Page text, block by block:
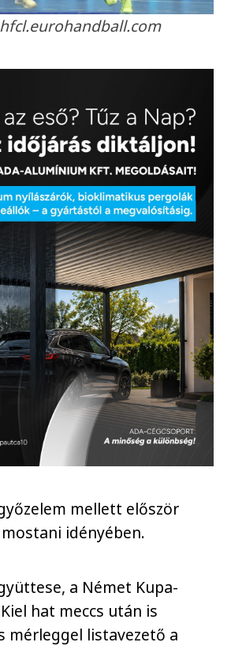
mellett először
idényében.
a Német Kupa-
hat meccs után is
mérleggel listavezető a